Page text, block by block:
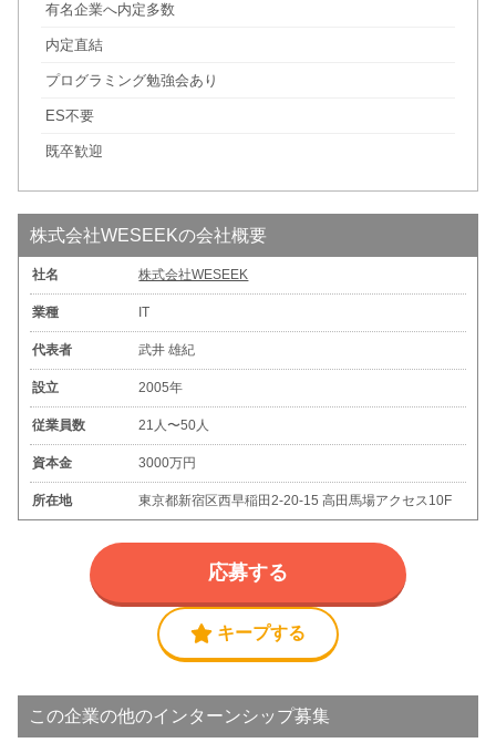
有名企業へ内定多数
内定直結
プログラミング勉強会あり
ES不要
既卒歓迎
株式会社WESEEKの会社概要
社名 株式会社WESEEK
業種 IT
代表者 武井 雄紀
設立 2005年
従業員数 21人〜50人
資本金 3000万円
所在地 東京都新宿区西早稲田2-20-15 高田馬場アクセス10F
キープする
応募する
この企業の他のインターンシップ募集